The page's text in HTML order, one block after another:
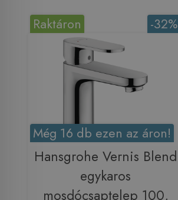
-32%
Raktáron
Még 16 db ezen az áron!
Hansgrohe Vernis Blend
egykaros
mosdócsaptelep 100,